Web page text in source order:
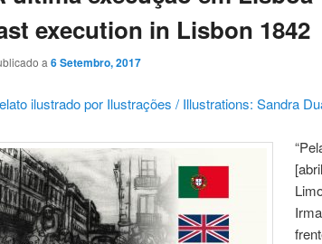
execution in Lisbon 1842
a 6 Setembro, 2017
ilustrado por Ilustrações / Illustrations: Sandra